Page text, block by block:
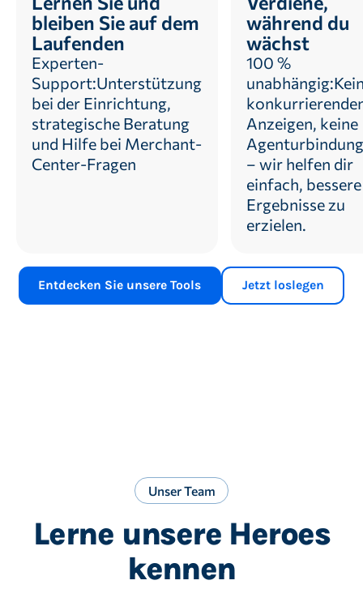
bleiben Sie auf dem
Laufenden
Experten-
Support:Unterstützung
bei der Einrichtung,
strategische Beratung
und Hilfe bei Merchant-
Center-Fragen
während du
wächst
100 %
Anzeigen, keine
– wir helfen dir
einfach, bessere
Ergebnisse zu
erzielen.
Entdecken Sie unsere Tools Jetzt loslegen
Unser Team
Lerne unsere Heroes
kennen